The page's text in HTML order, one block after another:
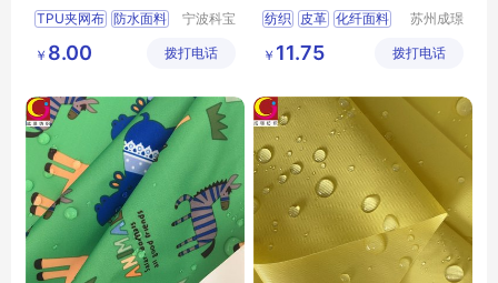
TPU夹网布 防水面料
箱包面料
宁波科宝
有限公司
￥ 8.00 拨打电话
纺
纺织 皮革 化纤面料
苏州成璟
有限公司
￥ 11.75 拨打电话